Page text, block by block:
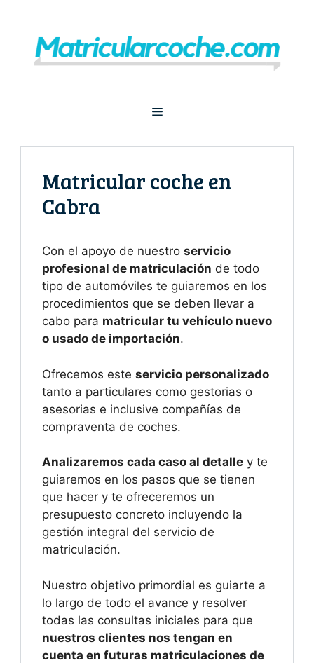
contenido
Menú
Matricular coche en
Cabra
Con el apoyo de nuestro servicio
profesional de matriculación de todo
tipo de automóviles te guiaremos en los
procedimientos que se deben llevar a
cabo para matricular tu vehículo nuevo
o usado de importación.
Ofrecemos este servicio personalizado
tanto a particulares como gestorias o
asesorias e inclusive compañías de
compraventa de coches.
Analizaremos cada caso al detalle y te
guiaremos en los pasos que se tienen
que hacer y te ofreceremos un
presupuesto concreto incluyendo la
gestión integral del servicio de
matriculación.
Nuestro objetivo primordial es guiarte a
lo largo de todo el avance y resolver
todas las consultas iniciales para que
nuestros clientes nos tengan en
cuenta en futuras matriculaciones de